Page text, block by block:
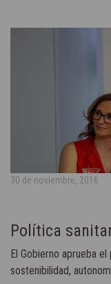
30 de noviembre, 2016
Política
El Gobierno aprueba
sostenibilidad,